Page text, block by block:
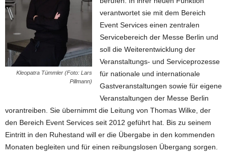
Kleopatra Tümmler (Foto: Lars
Pillmann)
verantwortet sie mit dem Bereich
Event Services einen zentralen
Servicebereich der Messe Berlin und
soll die Weiterentwicklung der
Veranstaltungs- und Serviceprozesse
für nationale und internationale
Gastveranstaltungen sowie für eigene
Veranstaltungen der Messe Berlin
vorantreiben. Sie übernimmt die Leitung von Thomas Wilke, der
den Bereich Event Services seit 2012 geführt hat. Bis zu seinem
Eintritt in den Ruhestand will er die Übergabe in den kommenden
Monaten begleiten und für einen reibungslosen Übergang sorgen.